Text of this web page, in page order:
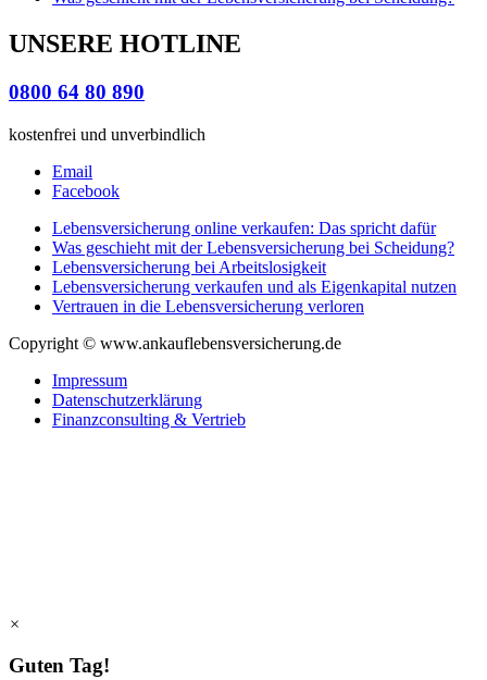
UNSERE HOTLINE
0800 64 80 890
kostenfrei und unverbindlich
Email
Facebook
Lebensversicherung online verkaufen: Das spricht dafür
Was geschieht mit der Lebensversicherung bei Scheidung?
Lebensversicherung bei Arbeitslosigkeit
Lebensversicherung verkaufen und als Eigenkapital nutzen
Vertrauen in die Lebensversicherung verloren
Copyright © www.ankauflebensversicherung.de
Impressum
Datenschutzerklärung
Finanzconsulting & Vertrieb
×
Guten Tag!